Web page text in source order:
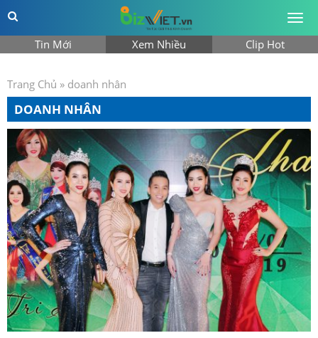
Tin Mới Xem Nhiều Clip Hot
Trang Chủ » doanh nhân
DOANH NHÂN